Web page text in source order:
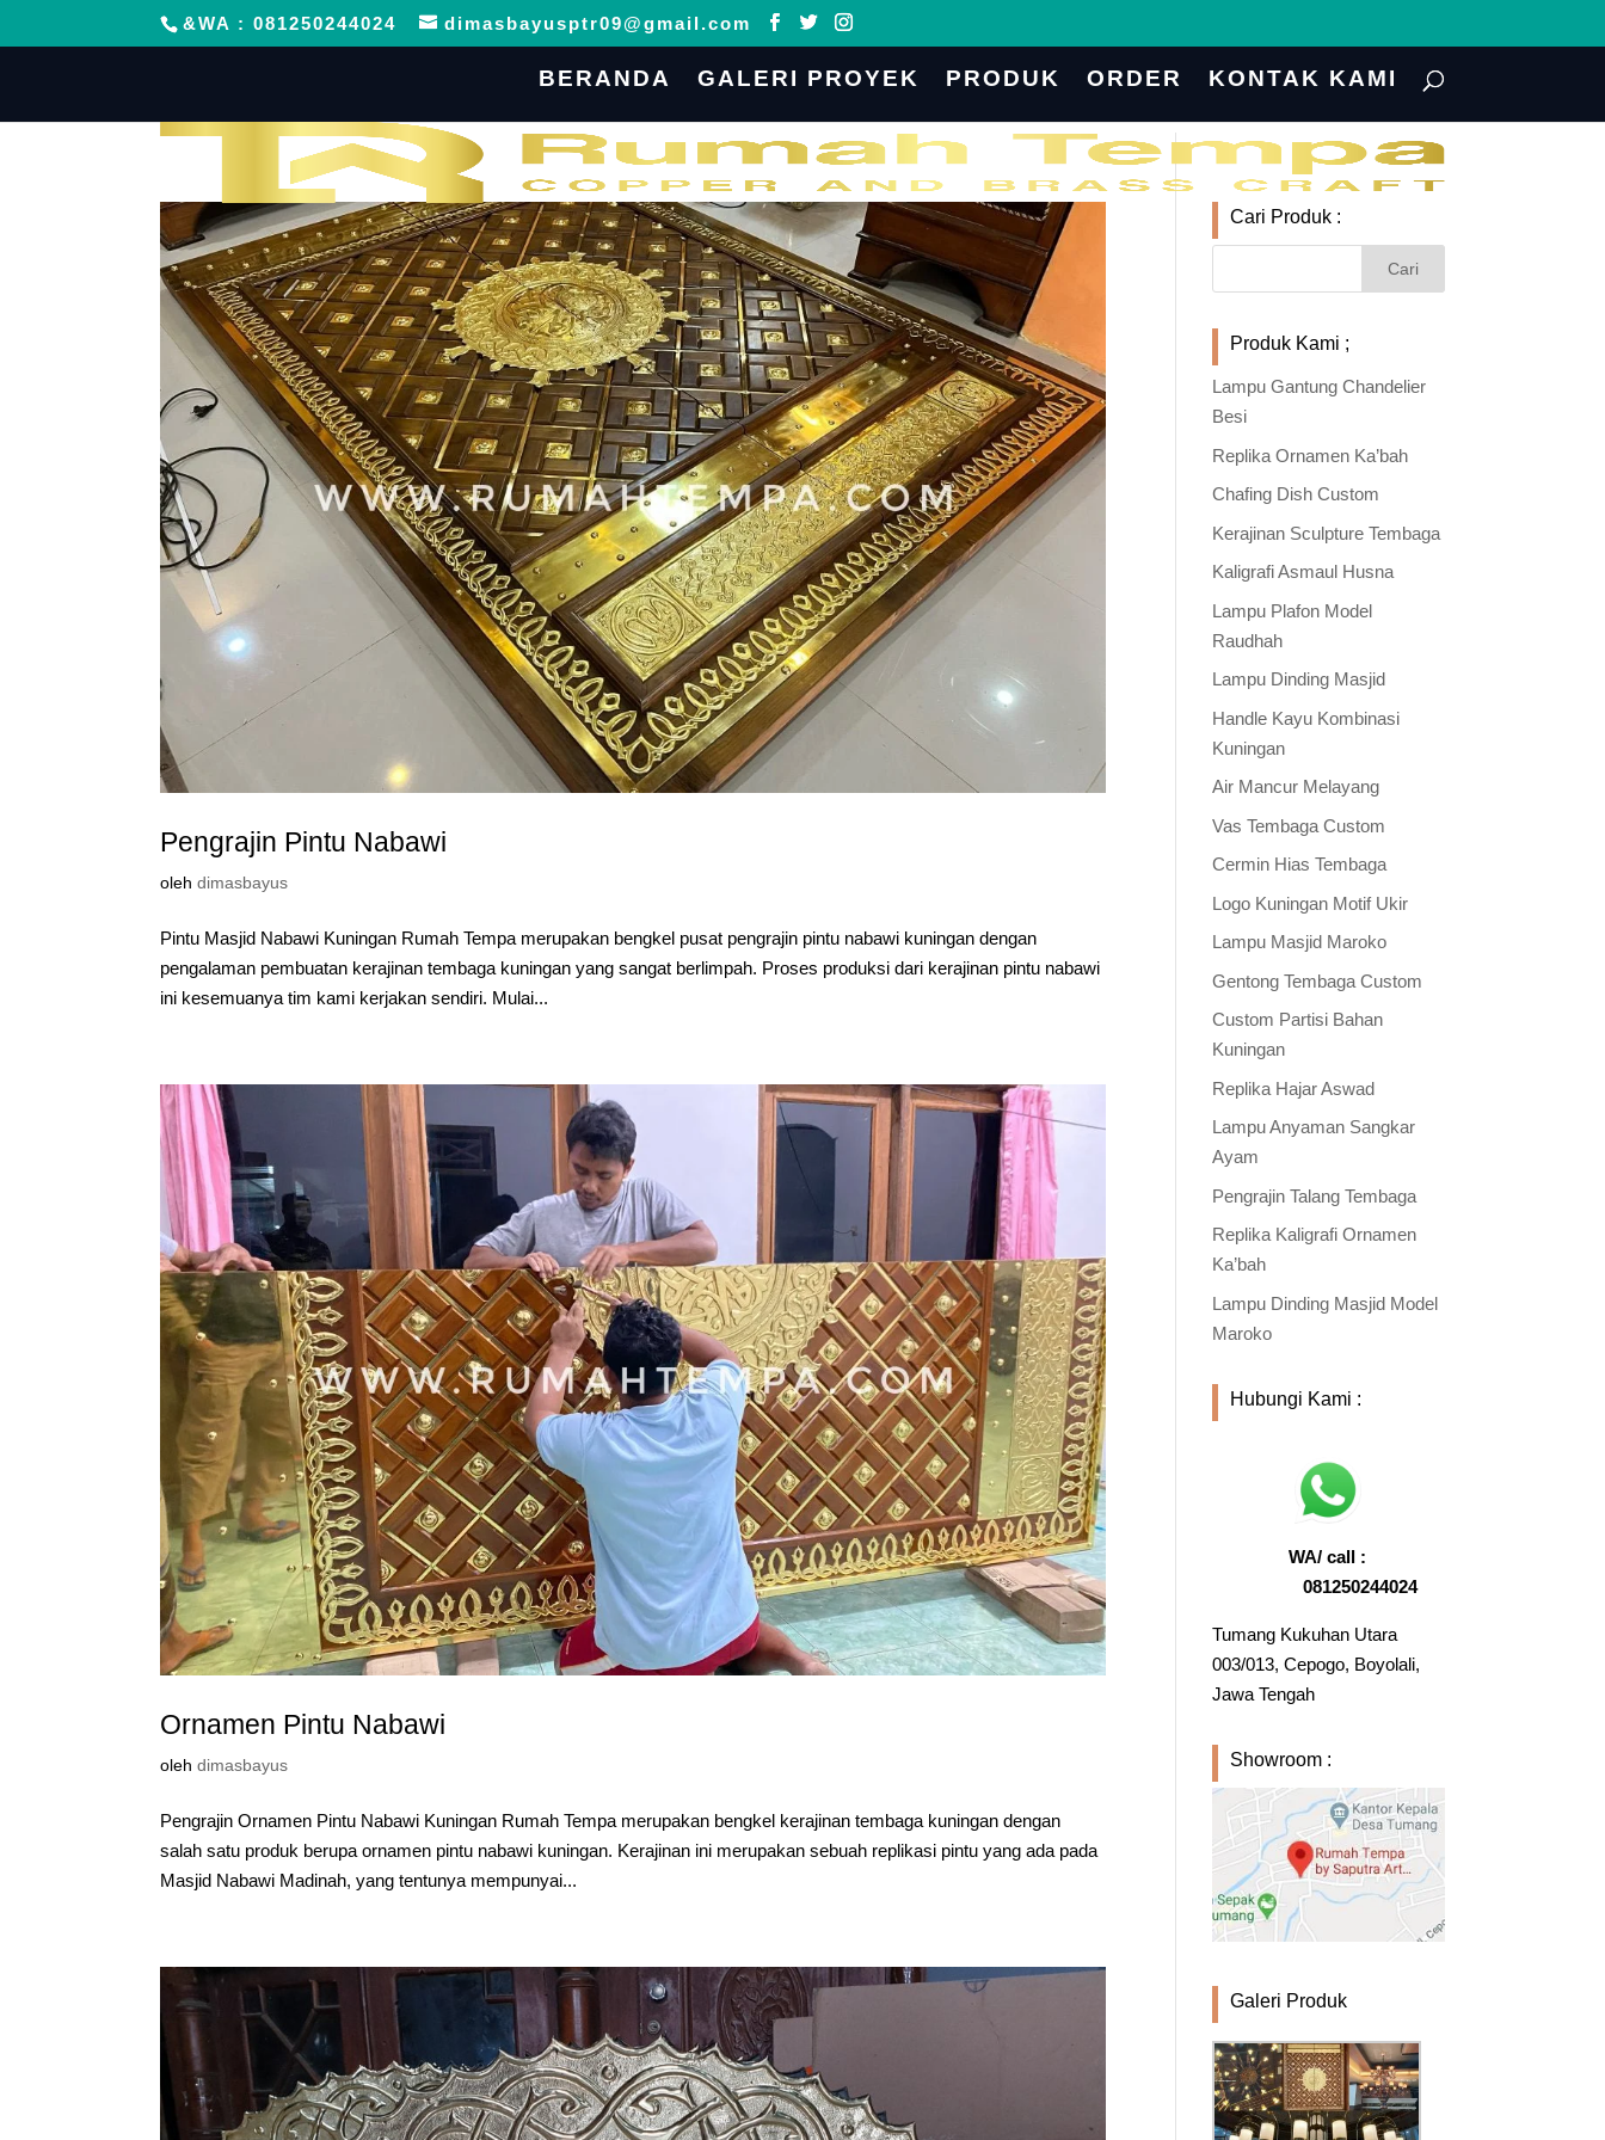
&WA : 081250244024 dimasbayusptr09@gmail.com
BERANDA GALERI PROYEK PRODUK ORDER KONTAK KAMI
Pengrajin Pintu Nabawi
olehdimasbayus
Pintu Masjid Nabawi Kuningan Rumah Tempa merupakan bengkel pusat pengrajin pintu nabawi kuningan dengan
pengalaman pembuatan kerajinan tembaga kuningan yang sangat berlimpah. Proses produksi dari kerajinan pintu nabawi
ini kesemuanya tim kami kerjakan sendiri. Mulai...
Ornamen Pintu Nabawi
olehdimasbayus
Pengrajin Ornamen Pintu Nabawi Kuningan Rumah Tempa merupakan bengkel kerajinan tembaga kuningan dengan
salah satu produk berupa ornamen pintu nabawi kuningan. Kerajinan ini merupakan sebuah replikasi pintu yang ada pada
Masjid Nabawi Madinah, yang tentunya mempunyai...
Cari Produk :
Produk Kami ;
Lampu Gantung Chandelier
Besi
Replika Ornamen Ka’bah
Chafing Dish Custom
Kerajinan Sculpture Tembaga
Kaligrafi Asmaul Husna
Lampu Plafon Model
Raudhah
Lampu Dinding Masjid
Handle Kayu Kombinasi
Kuningan
Air Mancur Melayang
Vas Tembaga Custom
Cermin Hias Tembaga
Logo Kuningan Motif Ukir
Lampu Masjid Maroko
Gentong Tembaga Custom
Custom Partisi Bahan
Kuningan
Replika Hajar Aswad
Lampu Anyaman Sangkar
Ayam
Pengrajin Talang Tembaga
Replika Kaligrafi Ornamen
Ka’bah
Lampu Dinding Masjid Model
Maroko
Hubungi Kami :
WA/ call :
081250244024
Tumang Kukuhan Utara
003/013, Cepogo, Boyolali,
Jawa Tengah
Showroom :
Galeri Produk